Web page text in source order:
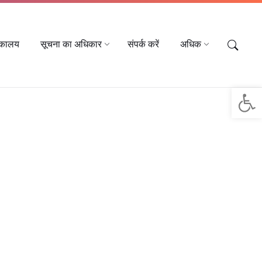
सूचना का अधिकार संपर्क करें अधिक